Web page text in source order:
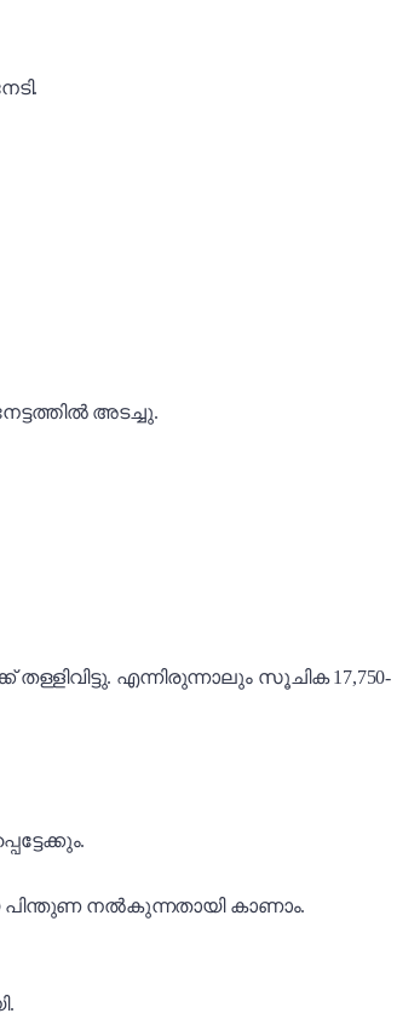
അടച്ചു.
എന്നിരുന്നാലും സൂചിക 17,750-
പിന്തുണ നൽകുന്നതായി കാണാം.